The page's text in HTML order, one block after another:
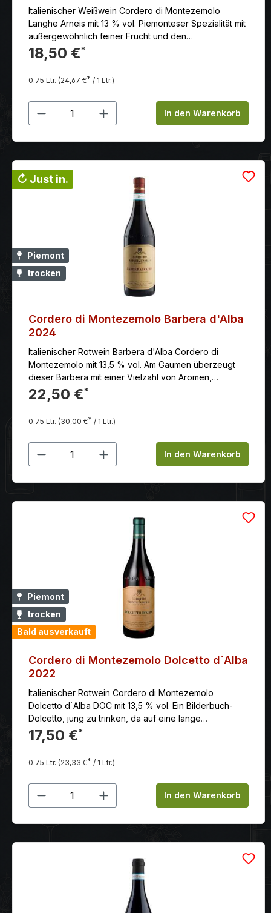
Italienischer Weißwein Cordero di Montezemolo
Langhe Arneis mit 13 % vol. Piemonteser Spezialität mit
außergewöhnlich feiner Frucht und den
sortentypischen, harmonischen Geschmack. Ein
exzellenter Begleiter zu feinen Speisen.
18,50 €*
0.75 Ltr. (24,67 €* / 1 Ltr.)
Produkt Anzahl: Gib denIn den Warenkorb
↻ Just in.
Piemont
trocken
Cordero di Montezemolo Barbera d'Alba
2024
Italienischer Rotwein Barbera d'Alba Cordero di
Montezemolo mit 13,5 % vol. Am Gaumen überzeugt
dieser Barbera mit einer Vielzahl von Aromen,
eingebunden in warme, weiche Tannine.
22,50 €*
0.75 Ltr. (30,00 €* / 1 Ltr.)
Produkt Anzahl: Gib denIn den Warenkorb
Piemont
trocken
Bald ausverkauft
Cordero di Montezemolo Dolcetto d`Alba
2022
Italienischer Rotwein Cordero di Montezemolo
Dolcetto d`Alba DOC mit 13,5 % vol. Ein Bilderbuch-
Dolcetto, jung zu trinken, da auf eine lange
Holzfassreife bewusst verzichtet
wird.Serviervorschlag: Ein idealer Begleiter zu Pasta
und Pizza. Serviertemperatur: 16.00 optimal trinkreif:
jetzt schon trinkbar: sehr gut vorher öffnen: nein
lagerungsfähig bis (mind.): ca. 4 Jahre Herstellung:
Eine kurze Reifung in Holzfässern
17,50 €*
0.75 Ltr. (23,33 €* / 1 Ltr.)
Produkt Anzahl: Gib denIn den Warenkorb